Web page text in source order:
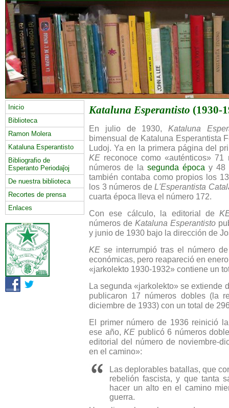
Inicio
Biblioteca
Ramon Molera
Kataluna Esperantisto
Bibliografio de
Esperanto Periodaĵoj
De nuestra biblioteca
Recortes de prensa
Enlaces
Kataluna Esperantisto (1930-
En julio de 1930, Kataluna
bimensual de Kataluna Esperantista
Ludoj. Ya en la primera página del
KE reconoce como «auténticos»
números de la segunda época y 48
también contaba como propios los
los 3 números de L'Esperantista
cuarta época lleva el número 172.
Con ese cálculo, la editorial de
números de Kataluna Esperantisto
y junio de 1930 bajo la dirección de
KE se interrumpió tras el número
económicas, pero reapareció en
«jarkolekto 1930-1932» contiene un
La segunda «jarkolekto» se extiende
publicaron 17 números dobles (la
diciembre de 1933) con un total de
El primer número de 1936 reinició
ese año,KE publicó 6 números
editorial del número de noviembre-
en el camino»:
Las deplorables batallas, que
rebelión fascista, y que tanta
hacer un alto en el camino
guerra.